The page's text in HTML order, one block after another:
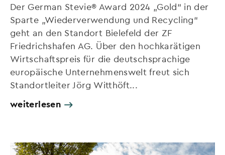
Der German Stevie® Award 2024 „Gold“ in der
Sparte „Wiederverwendung und Recycling“
geht an den Standort Bielefeld der ZF
Friedrichshafen AG. Über den hochkarätigen
Wirtschaftspreis für die deutschsprachige
europäische Unternehmenswelt freut sich
Standortleiter Jörg Witthöft...
weiterlesen